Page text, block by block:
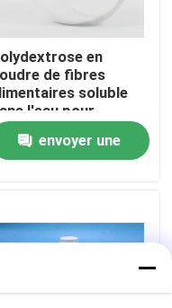
en
de fibres
soluble
l'eau pour
ISO
envoyer une